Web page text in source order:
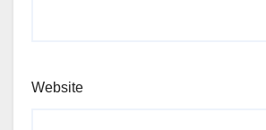
Website